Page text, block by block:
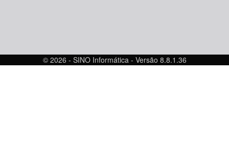
© 2026 - SINO Informática - Versão 8.8.1.36